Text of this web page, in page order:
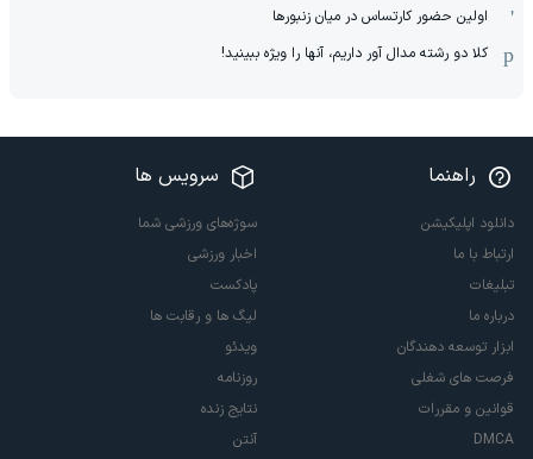
اولین حضور کارتساس در میان زنبورها
کلا دو‌ رشته مدال آور داریم، آنها را ویژه ببینید!
راهنما
دانلود اپلیکیشن
ارتباط با ما
تبلیغات
درباره ما
ابزار توسعه دهندگان
فرصت های شغلی
قوانین و مقررات
DMCA
سرویس ها
سوژه‌های ورزشی شما
اخبار ورزشی
پادکست
لیگ ها و رقابت ها
ویدئو
روزنامه
نتایج زنده
آنتن